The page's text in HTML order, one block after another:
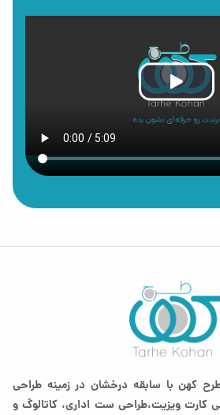
مناسب:
بر اساس استاندارد چاپ آماده
بروشور در سال
نسبت به گذشته مدرن‌تر شده و توجه
دارد.
کهن با سابقه درخشان در زمینه طراحی
کارت ویزیت،طراحی ست اداری، کاتالوگ و